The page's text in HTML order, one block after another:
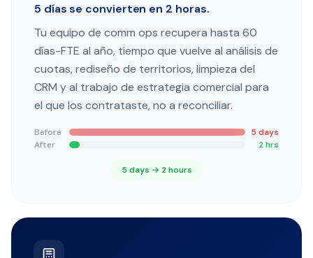
5 días se convierten en 2 horas.
Tu equipo de comm ops recupera hasta 60
días-FTE al año, tiempo que vuelve al análisis de
cuotas, rediseño de territorios, limpieza del
CRM y al trabajo de estrategia comercial para
el que los contrataste, no a reconciliar.
Before
5 days
After
2 hrs
5 days → 2 hours